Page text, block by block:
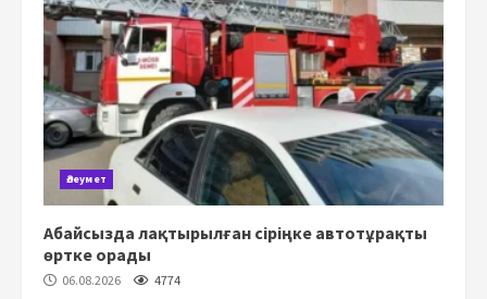
Әлеумет
Абайсызда лақтырылған сіріңке автотұрақты
өртке орады
06.08.2026 4774